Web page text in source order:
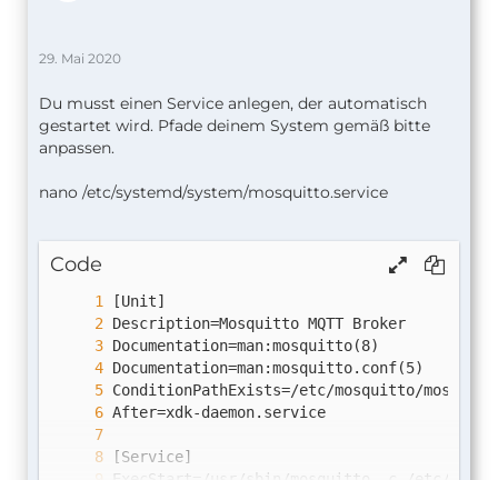
29. Mai 2020
Du musst einen Service anlegen, der automatisch
gestartet wird. Pfade deinem System gemäß bitte
anpassen.
nano /etc/systemd/system/mosquitto.service
Code